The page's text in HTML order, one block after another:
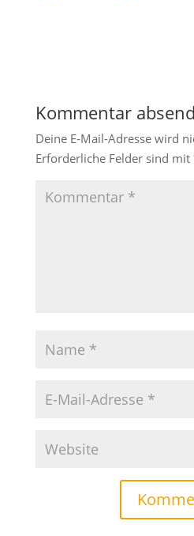
Kommentar
Deine E-Mail-Adresse wird
Erforderliche Felder sind mit